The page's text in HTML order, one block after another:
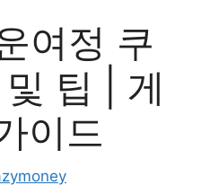
여정 쿠
팁 | 게
이드